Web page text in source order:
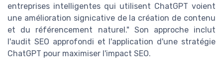
entreprises intelligentes qui utilisent ChatGPT voient
une amélioration signicative de la création de contenu
et du référencement naturel ." Son approche inclut
l'audit SEO approfondi et l'application d'une stratégie
ChatGPT pour maximiser l'impact SEO.